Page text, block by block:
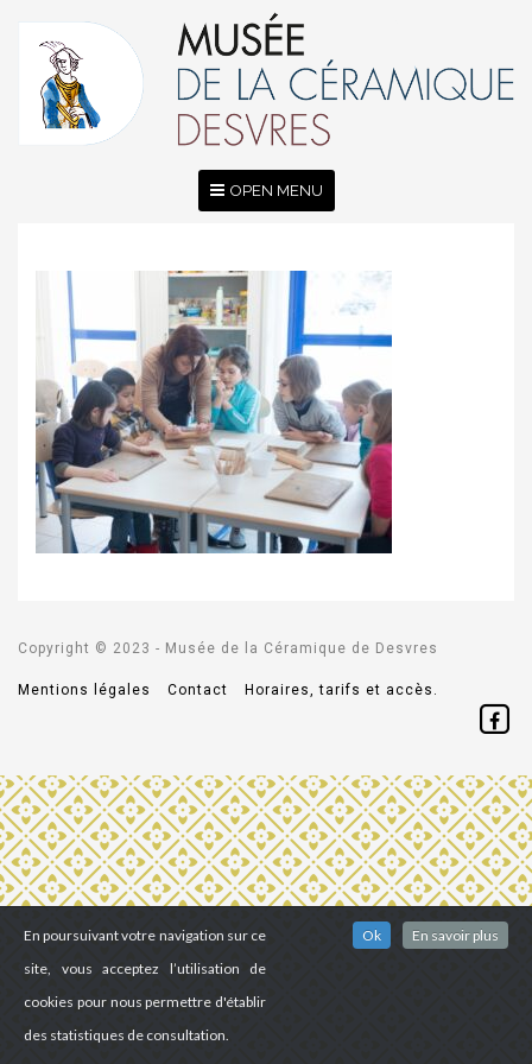
OPEN MENU
Copyright © 2023 - Musée de la Céramique de Desvres
Mentions légales Contact Horaires, tarifs et accès.
En poursuivant votre navigation sur ce
site, vous acceptez l’utilisation de
cookies pour nous permettre d'établir
des statistiques de consultation.
Ok En savoir plus